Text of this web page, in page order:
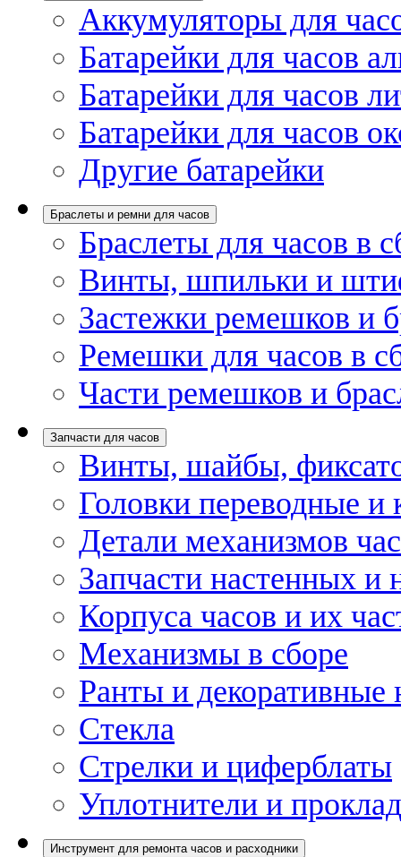
Аккумуляторы для
Батарейки для часов
Батарейки для часов
Батарейки для часов
Другие батарейки
Браслеты и ремни для часов
Браслеты для часов в
Винты, шпильки и
Застежки ремешков и
Ремешки для часов в
Части ремешков и
Запчасти для часов
Винты, шайбы,
Головки переводные и
Детали механизмов
Запчасти настенных и
Корпуса часов и их
Механизмы в сборе
Ранты и декоративные
Стекла
Стрелки и циферблаты
Уплотнители и
Инструмент для ремонта часов и расходники